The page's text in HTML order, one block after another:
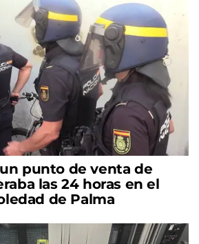
punto de venta de
las 24 horas en el
de Palma